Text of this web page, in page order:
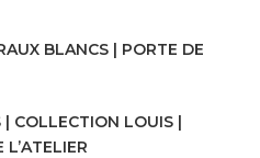
BLANCS | PORTE DE
| COLLECTION LOUIS |